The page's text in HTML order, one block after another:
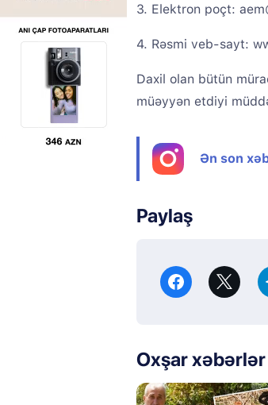
3. Elektron poçt:
4. Rəsmi veb-sayt:
Daxil olan bütün
müəyyən etdiyi
Ən son
Paylaş
Oxşar xəbərlər